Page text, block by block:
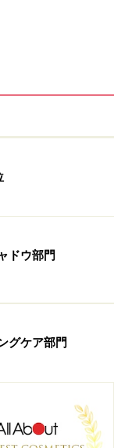
ン。今回、リニ
いただいている
売1週間で約１
円（税抜）
ローショ
ドウ部門
グケア部門